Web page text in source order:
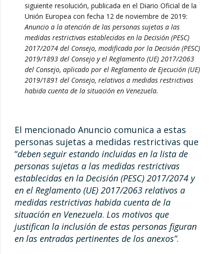
siguiente resolución, publicada en el Diario Oficial de la
Unión Europea con fecha 12 de noviembre de 2019:
Anuncio a la atención de las personas sujetas a las
medidas restrictivas establecidas en la Decisión (PESC)
2017/2074 del Consejo, modificada por la Decisión (PESC)
2019/1893 del Consejo y el Reglamento (UE) 2017/2063
del Consejo, aplicado por el Reglamento de Ejecución (UE)
2019/1891 del Consejo, relativos a medidas restrictivas
habida cuenta de la situación en Venezuela.
El mencionado Anuncio comunica a estas
personas sujetas a medidas restrictivas que
“deben seguir estando incluidas en la lista de
personas sujetas a las medidas restrictivas
establecidas en la Decisión (PESC) 2017/2074 y
en el Reglamento (UE) 2017/2063 relativos a
medidas restrictivas habida cuenta de la
situación en Venezuela. Los motivos que
justifican la inclusión de estas personas figuran
en las entradas pertinentes de los anexos”.